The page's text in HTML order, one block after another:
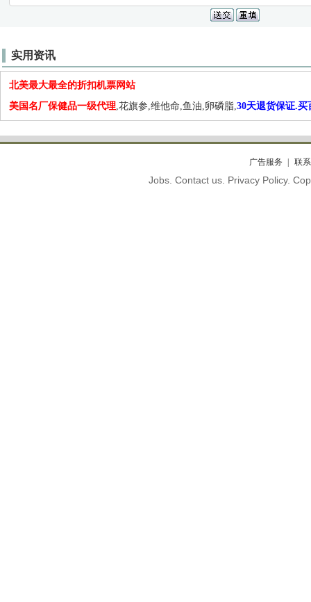
实用资讯
北美最大最全的折扣机票网站
美国名厂保健品一级代理,花旗参,维他命,鱼油,卵磷脂,30天退货保证.买
广告服务 联
Jobs. Contact us. Privacy Policy.